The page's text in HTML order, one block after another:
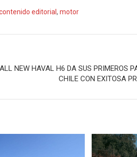
editorial , motor
ALL NEW HAVAL H6 DA SUS PRIMEROS
CHILE CON EXITOSA